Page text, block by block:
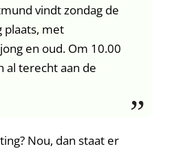
vindt zondag de
plaats, met
en oud. Om 10.00
al terecht aan de
Nou, dan staat er